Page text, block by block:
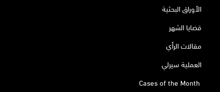
الأوراق البحثية
قضايا الشهر
مقالات الرأي
العملية سيرلي
Cases of the Month